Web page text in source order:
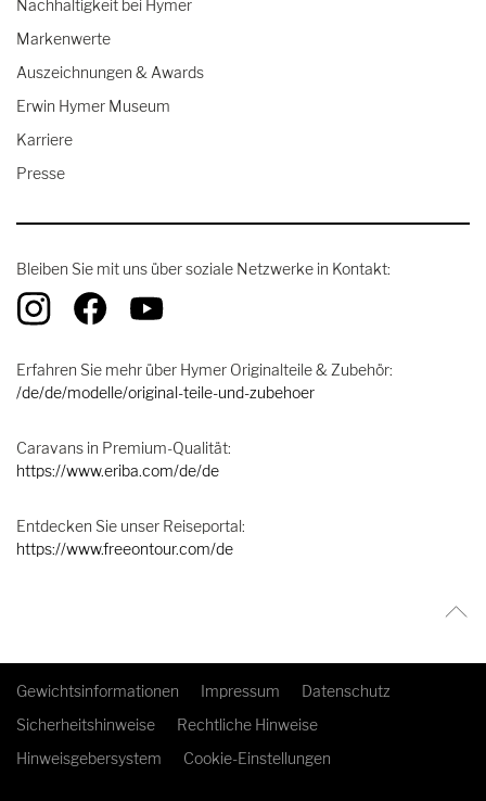
Nachhaltigkeit bei Hymer
Markenwerte
Auszeichnungen & Awards
Erwin Hymer Museum
Karriere
Presse
Bleiben Sie mit uns über soziale Netzwerke in Kontakt:
Erfahren Sie mehr über Hymer Originalteile & Zubehör:
/de/de/modelle/original-teile-und-zubehoer
Caravans in Premium-Qualität:
https://www.eriba.com/de/de
Entdecken Sie unser Reiseportal:
https://www.freeontour.com/de
Gewichtsinformationen Impressum
Datenschutz
Sicherheitshinweise
Rechtliche Hinweise
Hinweisgebersystem
Cookie-Einstellungen